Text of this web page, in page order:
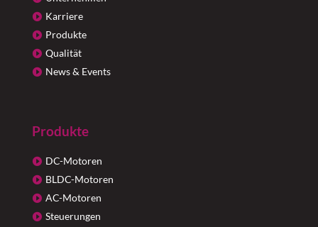
Karriere
Produkte
Qualität
News & Events
Produkte
DC-Motoren
BLDC-Motoren
AC-Motoren
Steuerungen